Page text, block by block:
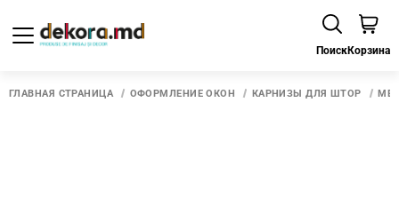
ПоискКорзина
ГЛАВНАЯ СТРАНИЦА ОФОРМЛЕНИЕ ОКОН КАРНИЗЫ ДЛЯ ШТОР